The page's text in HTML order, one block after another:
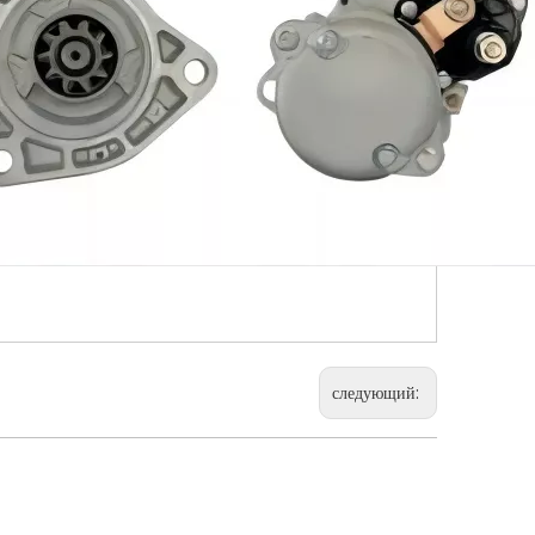
следующий: